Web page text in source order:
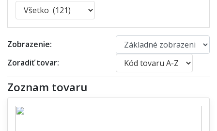
Zobrazenie:
Zoradiť tovar:
Zoznam tovaru